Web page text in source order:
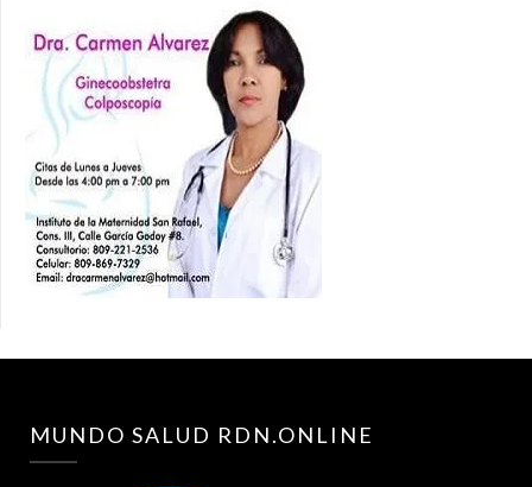
MUNDO SALUD RDN.ONLINE